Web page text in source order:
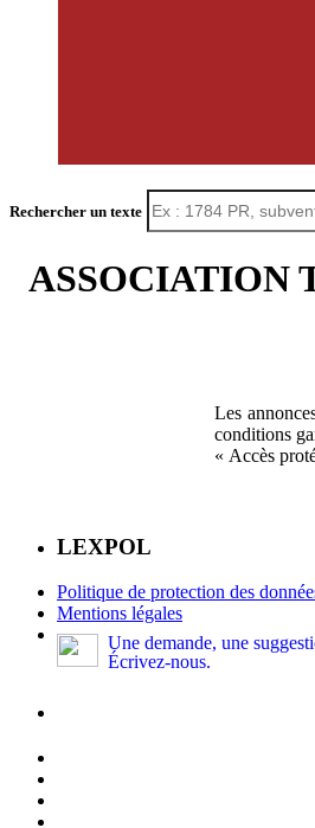
Rechercher un texte
ASSOCIATION
Les
conditions
« Accès
LEXPOL
Politique de protection des
Mentions légales
Une demande, une
Écrivez-nous.